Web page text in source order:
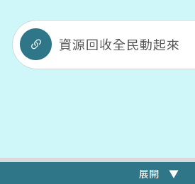
資源回收全民動起來
展開 ▼